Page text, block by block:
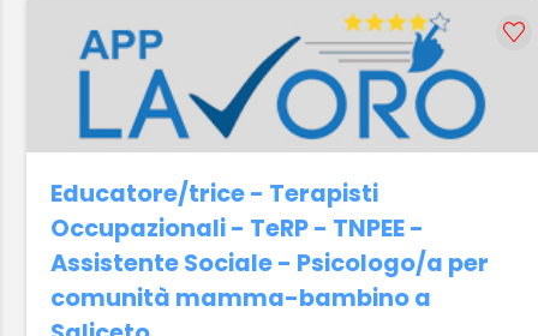
Educatore/trice - Terapisti
Occupazionali - TeRP - TNPEE -
Assistente Sociale - Psicologo/a per
comunità mamma-bambino a